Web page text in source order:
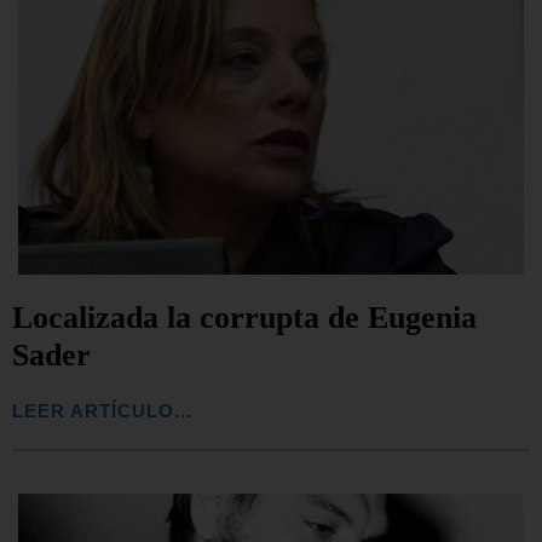
Localizada la corrupta de Eugenia
Sader
LEER ARTÍCULO...